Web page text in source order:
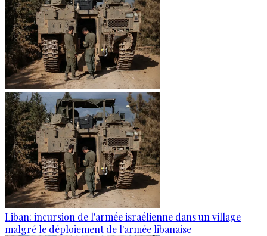
Liban: incursion de l'armée israélienne dans un village
malgré le déploiement de l'armée libanaise